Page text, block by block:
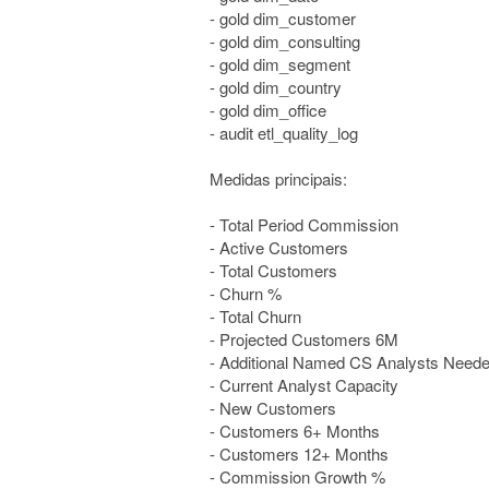
- gold dim_customer
- gold dim_consulting
- gold dim_segment
- gold dim_country
- gold dim_office
- audit etl_quality_log
Medidas principais:
- Total Period Commission
- Active Customers
- Total Customers
- Churn %
- Total Churn
- Projected Customers 6M
- Additional Named CS Analysts
- Current Analyst Capacity
- New Customers
- Customers 6+ Months
- Customers 12+ Months
- Commission Growth %